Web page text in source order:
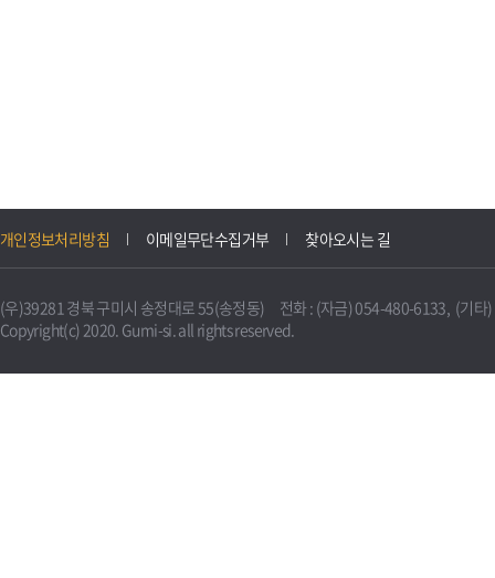
개인정보처리방침 이메일무단수집거부 찾아오시는 길
(우)39281 경북 구미시 송정대로 55(송정동) 전화 : (자금) 054-480-6133, (기타
Copyright(c) 2020. Gumi-si. all rights reserved.